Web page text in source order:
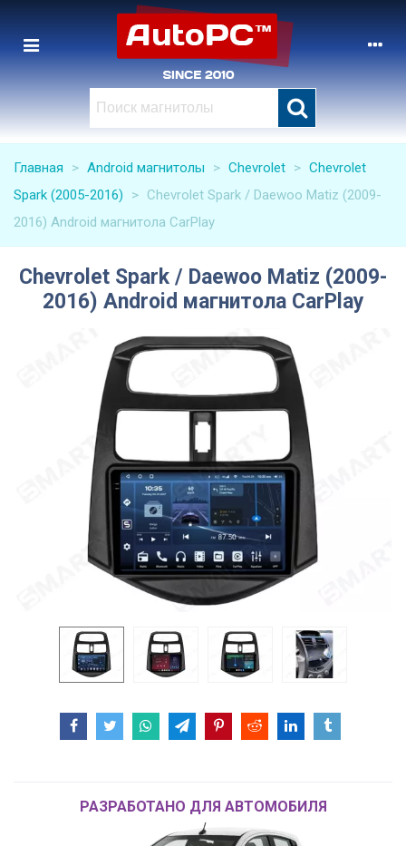
Главная > Android магнитолы > Chevrolet > Chevrolet
Spark (2005-2016)
> Chevrolet Spark / Daewoo Matiz (2009-
2016) Android магнитола CarPlay
Chevrolet Spark / Daewoo Matiz (2009-
2016) Android магнитола CarPlay
РАЗРАБОТАНО ДЛЯ АВТОМОБИЛЯ